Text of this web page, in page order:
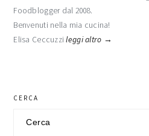
Foodblogger dal 2008.
Benvenuti nella mia cucina!
Elisa Ceccuzzileggi altro →
CERCA